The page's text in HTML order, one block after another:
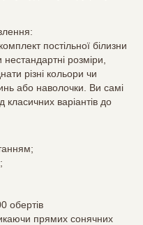
постільної білизни
розміри,
різні кольори чи
або наволочки. Ви самі
класичних варіантів до
обертів
прямих сонячних